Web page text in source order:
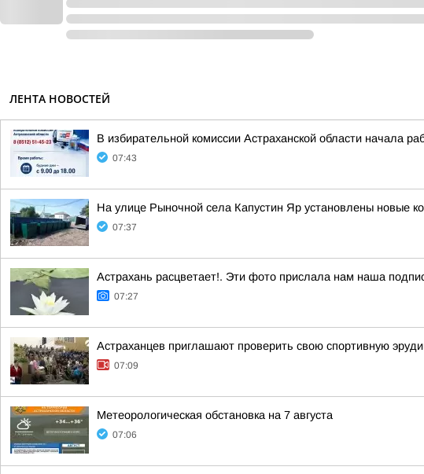
ЛЕНТА НОВОСТЕЙ
В избирательной комиссии Астраханской области начала
07:43
На улице Рыночной села Капустин Яр установлены новые
07:37
Астрахань расцветает!. Эти фото прислала нам наша
07:27
Астраханцев приглашают проверить свою спортивную
07:09
Метеорологическая обстановка на 7 августа
07:06